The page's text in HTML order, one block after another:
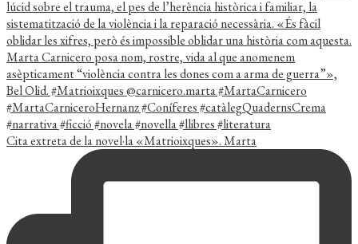
Cita extreta de la novel·la «Matrioixques». Marta